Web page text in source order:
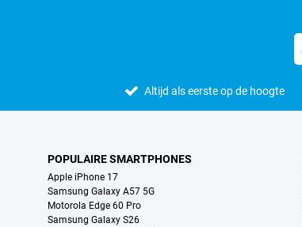
Altijd als eerste op de hoogte
POPULAIRE SMARTPHONES
Apple iPhone 17
Samsung Galaxy A57 5G
Motorola Edge 60 Pro
Samsung Galaxy S26